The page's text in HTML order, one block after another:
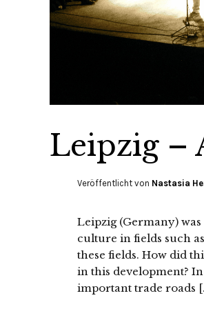
Leipzig –
Veröffentlicht von Nastasia
Leipzig (Germany)
culture in fields such
these fields. How did
in this development?
important trade roads